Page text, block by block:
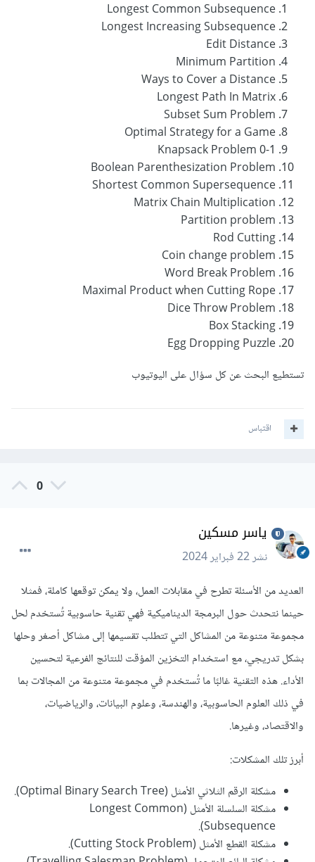
Longest Common Subsequence
Longest Increasing Subsequence
Edit Distance
Minimum Partition
Ways to Cover a Distance
Longest Path In Matrix
Subset Sum Problem
Optimal Strategy for a Game
0-1 Knapsack Problem
Boolean Parenthesization Problem
Shortest Common Supersequence
Matrix Chain Multiplication
Partition problem
Rod Cutting
Coin change problem
Word Break Problem
Maximal Product when Cutting Rope
Dice Throw Problem
Box Stacking
Egg Dropping Puzzle
تستطيع البحث عن كل سؤال على اليوتيوب
اقتباس
0
ياسر مسكين
نشر22 فبراير 2024
العديد من الأسئلة تطرح في مقابلات العمل، ولا يمكن توقعها كاملة، فمثلا
حينما نتحدث حول البرمجة الديناميكية فهي تقنية حاسوبية تُستخدم لحل
مجموعة متنوعة من المشاكل التي تتطلب تقسيمها إلى مشاكل أصغر وحلها
بشكل تدريجي، مع استخدام التخزين المؤقت للنتائج الفرعية لتحسين
الأداء. هذه التقنية غالبًا ما تُستخدم في مجموعة متنوعة من المجالات بما
في ذلك العلوم الحاسوبية، والهندسة، وعلوم البيانات، والرياضيات،
والاقتصاد، وغيرها.
أبرز تلك المشكلات:
مشكلة الرقم الثلاثي الأمثل (Optimal Binary Search Tree).
مشكلة السلسلة الأمثل (Longest Common
Subsequence).
مشكلة القطع الأمثل (Cutting Stock Problem).